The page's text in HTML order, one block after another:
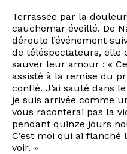
Terrassée par la
cauchemar éveillé. De
déroule l’événement
de téléspectateurs, elle
sauver leur amour : «
assisté à la remise du
confié. J’ai sauté dans
je suis arrivée comme
vous raconterai pas la
pendant quinze jours
C’est moi qui ai
voir. »